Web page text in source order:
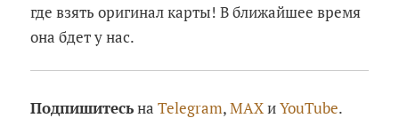
где взять оригинал карты! В ближайшее время
она бдет у нас.
ПодпишитесьнаTelegram,MAXиYouTube.